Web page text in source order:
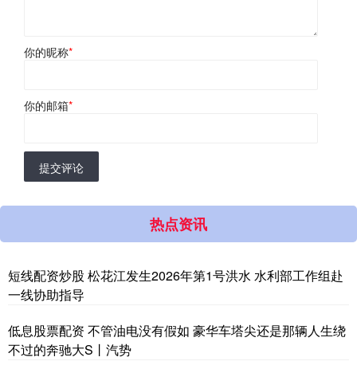
你的昵称*
你的邮箱*
提交评论
热点资讯
短线配资炒股 松花江发生2026年第1号洪水 水利部工作组赴
一线协助指导
低息股票配资 不管油电没有假如 豪华车塔尖还是那辆人生绕
不过的奔驰大S丨汽势